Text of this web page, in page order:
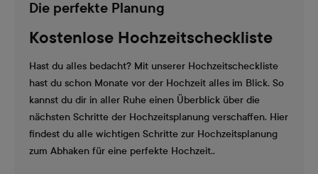
Die perfekte Planung
Kostenlose Hochzeitscheckliste
Hast du alles bedacht? Mit unserer Hochzeitscheckliste
hast du schon Monate vor der Hochzeit alles im Blick. So
kannst du dir in aller Ruhe einen Überblick über die
nächsten Schritte der Hochzeitsplanung verschaffen. Hier
findest du alle wichtigen Schritte zur Hochzeitsplanung
zum Abhaken für eine perfekte Hochzeit..